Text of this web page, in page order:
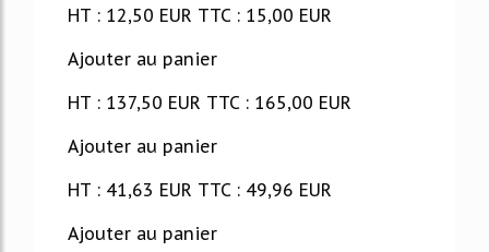
HT : 12,50 EUR TTC : 15,00 EUR
Ajouter au panier
HT : 137,50 EUR TTC : 165,00 EUR
Ajouter au panier
HT : 41,63 EUR TTC : 49,96 EUR
Ajouter au panier